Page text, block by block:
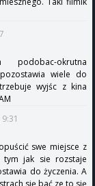
okrutna
wiele do
wyjśc z kina
swe miejsce z
tym jak sie rozstaje
do życzenia. A